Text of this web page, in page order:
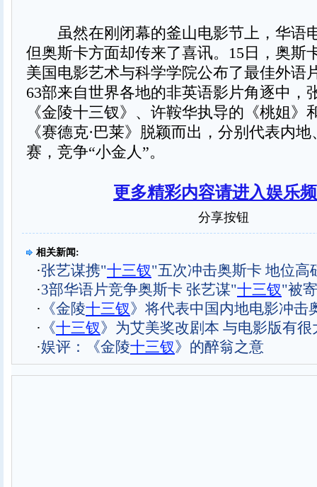
虽然在刚闭幕的釜山电影节上，华语
但奥斯卡方面却传来了喜讯。15日，奥斯
美国电影艺术与科学学院公布了最佳外语
63部来自世界各地的非英语影片角逐中，
《金陵十三钗》、许鞍华执导的《桃姐》
《赛德克·巴莱》脱颖而出，分别代表内
赛，竞争“小金人”。
更多精彩内容请进入娱乐
分享按钮
相关新闻:
·张艺谋携"十三钗"五次冲击奥斯卡 地位高
·3部华语片竞争奥斯卡 张艺谋"十三钗"被
· 《金陵十三钗》将代表中国内地电影冲击
· 《十三钗》为艾美奖改剧本 与电影版有很
·娱评：《金陵十三钗》的醉翁之意